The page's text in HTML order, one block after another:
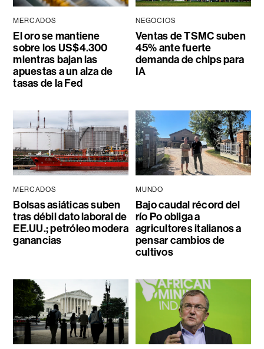
MERCADOS
El oro se mantiene
sobre los US$4.300
mientras bajan las
apuestas a un alza de
tasas de la Fed
NEGOCIOS
Ventas de TSMC suben
45% ante fuerte
demanda de chips para
IA
MERCADOS
Bolsas asiáticas suben
tras débil dato laboral de
EE.UU.; petróleo modera
ganancias
MUNDO
Bajo caudal récord del
río Po obliga a
agricultores italianos a
pensar cambios de
cultivos